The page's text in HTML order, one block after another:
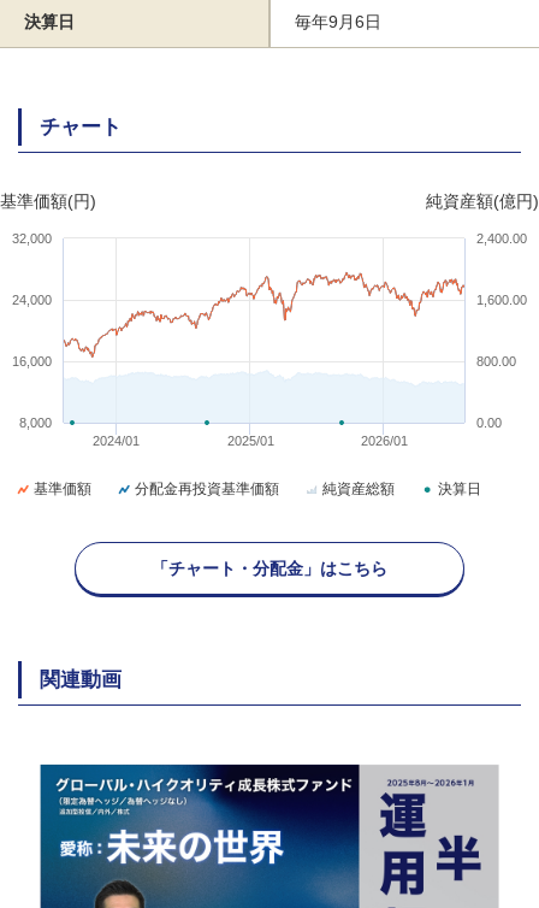
決算日 毎年9月6日
チャート
基準価額(円) 純資産額(億円)
2024/01 2025/01 2026/01
8,000
16,000
24,000
32,000
0.00
800.00
1,600.00
2,400.00
基準価額 分配金再投資基準価額 純資産総額 決算日
「チャート・分配金」はこちら
関連動画